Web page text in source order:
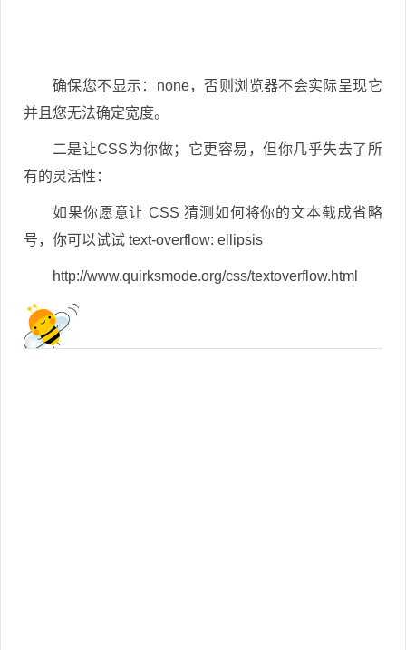
确保您不显示：none，否则浏览器不会实际呈现它
并且您无法确定宽度。
二是让CSS为你做；它更容易，但你几乎失去了所
有的灵活性：
如果你愿意让 CSS 猜测如何将你的文本截成省略
号，你可以试试 text-overflow: ellipsis
http://www.quirksmode.org/css/textoverflow.html